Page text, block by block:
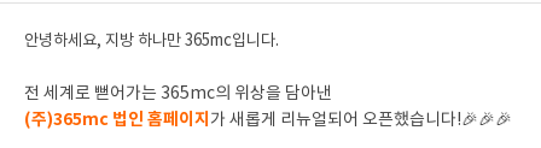
안녕하세요, 지방 하나만 365mc입니다.
전 세계로 뻗어가는 365mc의 위상을 담아낸
(주)365mc 법인 홈페이지 가 새롭게 리뉴얼되어 오픈했습니다!🎉🎉🎉